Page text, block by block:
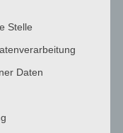
Stelle
Daten